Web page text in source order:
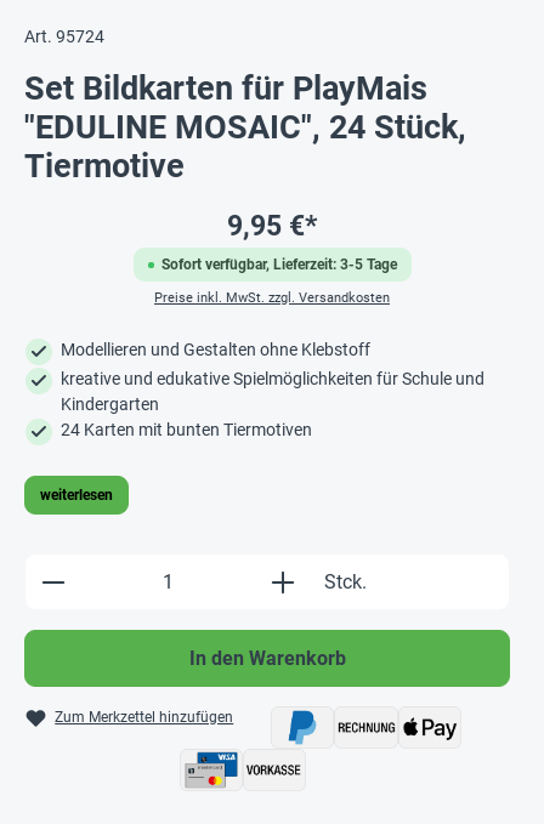
Art. 95724
Set Bildkarten für PlayMais
"EDULINE MOSAIC", 24 Stück,
Tiermotive
Sofort verfügbar, Lieferzeit: 3-5 Tage
9,95 €*
Preise inkl. MwSt. zzgl. Versandkosten
Modellieren und Gestalten ohne Klebstoff
kreative und edukative Spielmöglichkeiten für Schule und
Kindergarten
24 Karten mit bunten Tiermotiven
weiterlesen
Produkt Anzahl: Gib den gewünschten
Stck.
In den Warenkorb
Zum Merkzettel hinzufügen